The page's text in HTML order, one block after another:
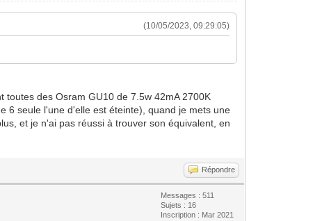
(10/05/2023, 09:29:05)
des Osram GU10 de 7.5w 42mA 2700K
6 seule l'une d'elle est éteinte), quand je mets une
et je n'ai pas réussi à trouver son équivalent, en
Répondre
Messages : 511
Sujets : 16
Inscription : Mar 2021